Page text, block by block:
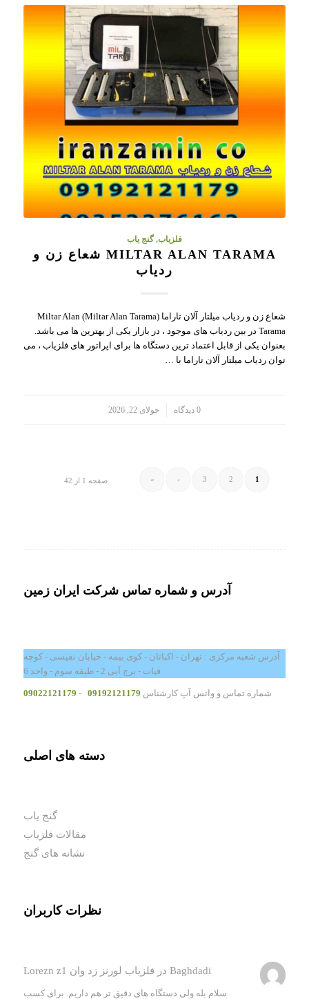
فلزیاب,گنج یاب
MILTAR ALAN TARAMA شعاع زن و
ردیاب
شعاع زن و ردیاب میلتار آلان تاراما (Miltar Alan Tarama) Miltar Alan
Tarama در بین ردیاب های موجود ، در بازار یکی از بهترین ها می باشد.
بعنوان یکی از قابل اعتماد ترین دستگاه ها برای اپراتور های فلزیاب ، می
توان ردیاب میلتار آلان تاراما با …
0 دیدگاه جولای 22, 2026
صفحه 1 از 42 1
2
3
›
»
آدرس و شماره تماس شرکت ایران زمین
آدرس شعبه مرکزی : تهران - اکباتان - کوی بیمه - خیابان نفیسی - کوچه
فیات - برج آبی 2 - طبقه سوم - واحد 6
شماره تماس و واتس آپ کارشناس 09192121179
-
09022121179
دسته های اصلی
گنج یاب
مقالات فلزیاب
نشانه های گنج
نظرات کاربران
Baghdadi در فلزیاب لورنز زد وان Lorezn z1
سلام بله ولی دستگاه های دقیق تر هم داریم. برای کسب